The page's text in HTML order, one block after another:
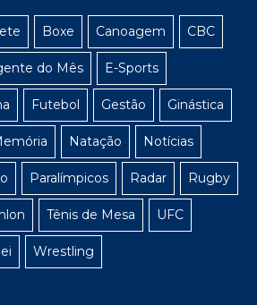
Boxe Canoagem CBC
do Mês E-Sports
Futebol Gestão Ginástica
Natação Notícias
Paralímpicos Radar Rugby
Tênis de Mesa UFC
Wrestling